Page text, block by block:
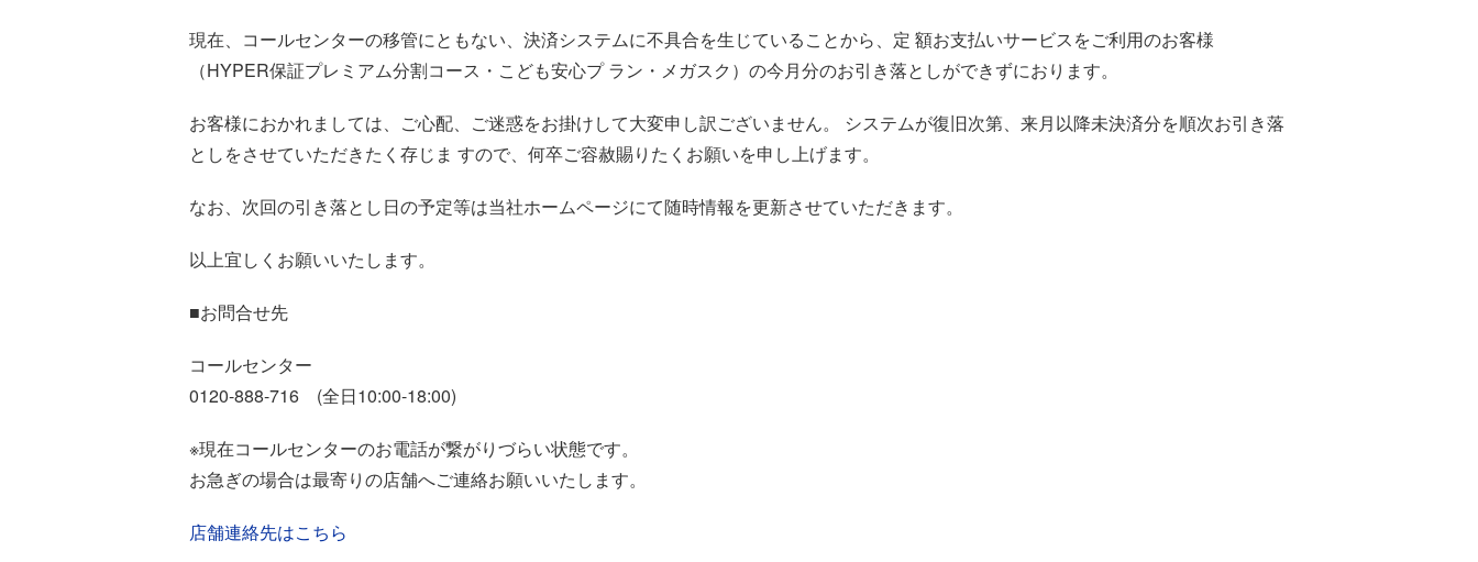
現在、コールセンターの移管にともない、決済システムに不具合を⽣じていることから、定 額お⽀払いサービスをご利⽤のお客様
（HYPER保証プレミアム分割コース・こども安⼼プ ラン・メガスク）の今⽉分のお引き落としができずにおります。
お客様におかれましては、ご⼼配、ご迷惑をお掛けして⼤変申し訳ございません。 システムが復旧次第、来⽉以降未決済分を順次お引き落
としをさせていただきたく存じま すので、何卒ご容赦賜りたくお願いを申し上げます。
なお、次回の引き落とし⽇の予定等は当社ホームページにて随時情報を更新させていただきます。
以上宜しくお願いいたします。
■お問合せ先
コールセンター
0120-888-716 (全日10:00-18:00)
※現在コールセンターのお電話が繋がりづらい状態です。
お急ぎの場合は最寄りの店舗へご連絡お願いいたします。
店舗連絡先はこちら